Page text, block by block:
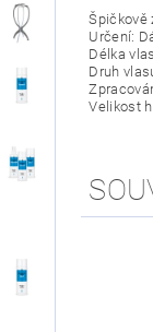
Špičkově
Určení:
Délka
Druh
Velikost